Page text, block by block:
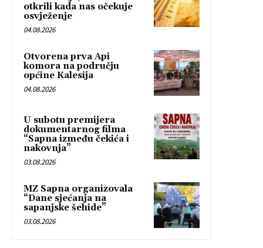
otkrili kada nas očekuje
osvježenje
04.08.2026
Otvorena prva Api
komora na području
općine Kalesija
04.08.2026
U subotu premijera
dokumentarnog filma
“Sapna između čekića i
nakovnja”
03.08.2026
MZ Sapna organizovala
“Dane sjećanja na
sapanjske šehide”
03.08.2026